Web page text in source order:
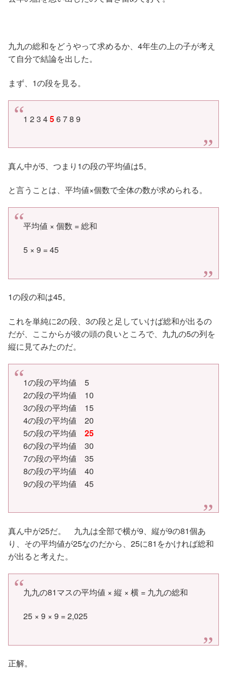
九九の総和をどうやって求めるか、4年生の上の子が考え
て自分で結論を出した。
まず、1の段を見る。
1 2 3 456 7 8 9
真ん中が5、つまり1の段の平均値は5。
と言うことは、平均値×個数で全体の数が求められる。
平均値 × 個数 = 総和
5 × 9 = 45
1の段の和は45。
これを単純に2の段、3の段と足していけば総和が出るの
だが、ここからが彼の頭の良いところで、九九の5の列を
縦に見てみたのだ。
1の段の平均値 5
2の段の平均値 10
3の段の平均値 15
4の段の平均値 20
5の段の平均値 25
6の段の平均値 30
7の段の平均値 35
8の段の平均値 40
9の段の平均値 45
真ん中が25だ。 九九は全部で横が9、縦が9の81個あ
り、その平均値が25なのだから、25に81をかければ総和
が出ると考えた。
九九の81マスの平均値 × 縦 × 横 = 九九の総和
25 × 9 × 9 = 2,025
正解。